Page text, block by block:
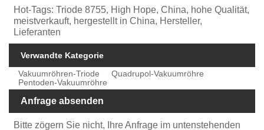
Hot-Tags: Triode 8755, High Hope, China, hohe Qualität,
meistverkauft, hergestellt in China, Hersteller,
Lieferanten
Verwandte Kategorie
Vakuumröhren-Triode
Quadrupol-Vakuumröhre
Pentoden-Vakuumröhre
Anfrage absenden
Bitte zögern Sie nicht, Ihre Anfrage im untenstehenden